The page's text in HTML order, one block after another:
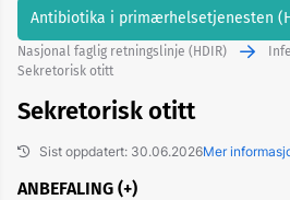
Antibiotika i primærhelsetjenesten
Nasjonal faglig retningslinje (HDIR)
Sekretorisk otitt
Sekretorisk otitt
Sist oppdatert: 30.06.2026Mer
ANBEFALING